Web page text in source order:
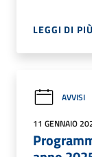
LEGGI DI PIÙ
AVVISI
11 GENNAIO